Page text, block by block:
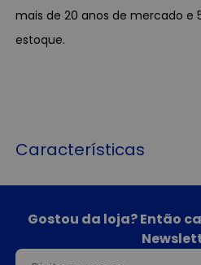
mais de 20 anos de mercado e
estoque.
Características
Gostou da loja? Então